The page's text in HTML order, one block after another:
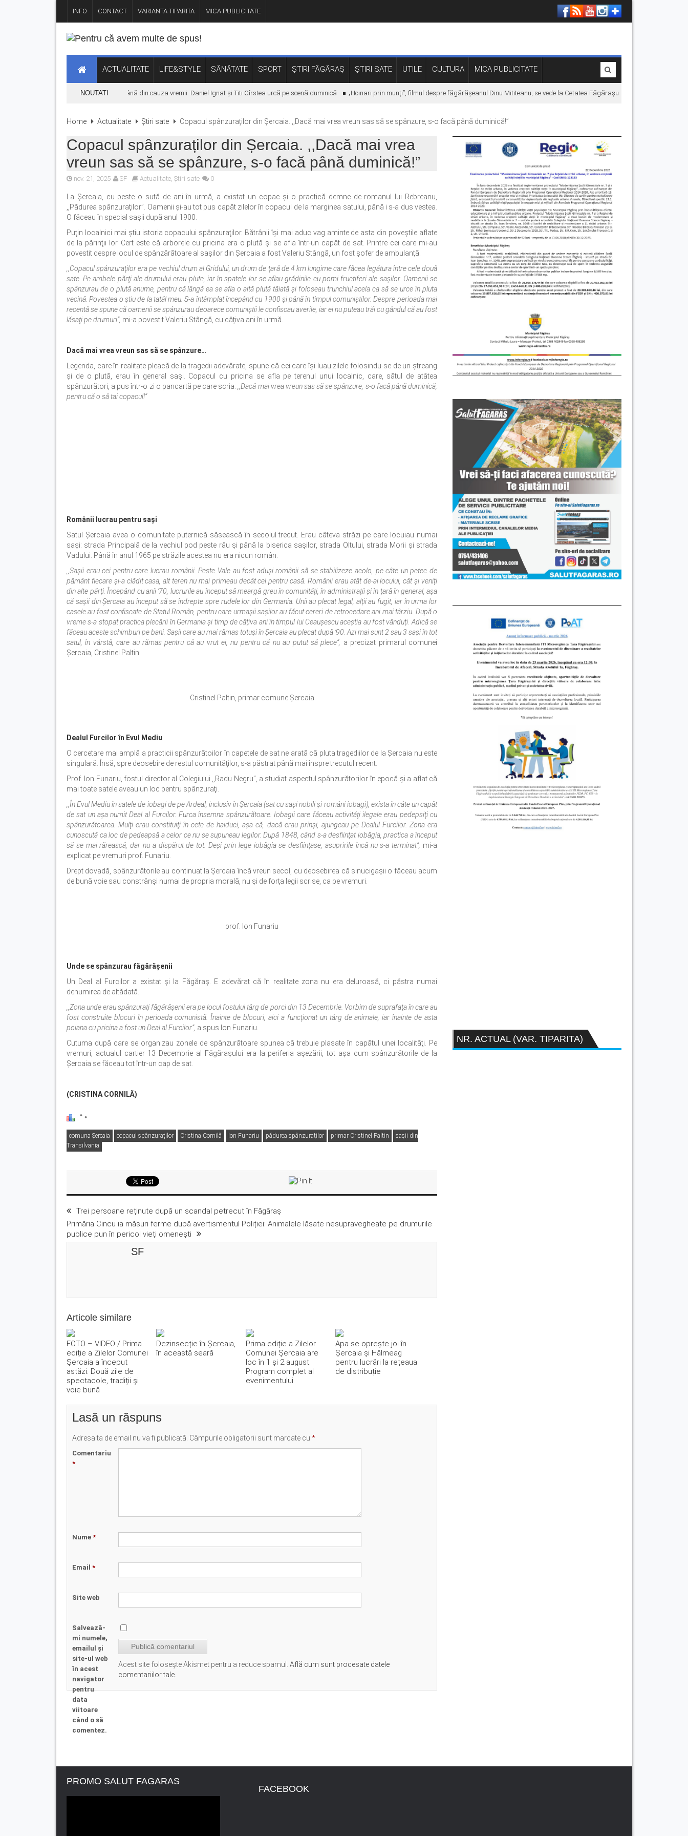
INFO CONTACT VARIANTA TIPARITA MICA PUBLICITATE
ACTUALITATE LIFE&STYLE SĂNĂTATE SPORT ȘTIRI FĂGĂRAȘ ȘTIRI SATE UTILE CULTURA MICA PUBLICITATE
NOUTATI
Concertul KLUMEA se amână din cauza vremii. Daniel Ignat și Titi Cîrstea urcă pe scenă duminică „Hoinari prin munți”, filmul despre făgărășeanul Dinu Mititeanu, se vede la Cetatea Făgărașului, înainte de premiera în
Home Actualitate Știri sate Copacul spânzuraților din Șercaia. ,,Dacă mai vrea vreun sas să se spânzure, s-o facă până duminică!”
Copacul spânzuraților din Șercaia. ,,Dacă mai vrea
vreun sas să se spânzure, s-o facă până duminică!”
nov. 21, 2025 SF Actualitate, Știri sate 0
La Şercaia, cu peste o sută de ani în urmă, a existat un copac şi o practică demne de romanul lui Rebreanu,
,,Pădurea spânzuraţilor”. Oamenii şi-au tot pus capăt zilelor în copacul de la marginea satului, până i s-a dus vestea.
O făceau în special saşii după anul 1900.
Puţin localnici mai ştiu istoria copacului spânzuraţilor. Bătrânii îşi mai aduc vag aminte de asta din poveştile aflate
de la părinţii lor. Cert este că arborele cu pricina era o plută şi se afla într-un capăt de sat. Printre cei care mi-au
povestit despre locul de spânzărătoare al saşilor din Şercaia a fost Valeriu Stângă, un fost şofer de ambulanţă.
,,Copacul spânzuraţilor era pe vechiul drum al Gridului, un drum de ţară de 4 km lungime care făcea legătura între cele două
sate. Pe ambele părţi ale drumului erau plute, iar în spatele lor se aflau grădinile cu pomi fructiferi ale saşilor. Oamenii se
spânzurau de o plută anume, pentru că lângă ea se afla o altă plută tăiată şi foloseau trunchiul acela ca să se urce în pluta
vecină. Povestea o ştiu de la tatăl meu. S-a întâmplat începând cu 1900 şi până în timpul comuniştilor. Despre perioada mai
recentă se spune că oamenii se spânzurau deoarece comuniştii le confiscau averile, iar ei nu puteau trăi cu gândul că au fost
lăsaţi pe drumuri”, mi-a povestit Valeriu Stângă, cu câțiva ani în urmă.
Dacă mai vrea vreun sas să se spânzure…
Legenda, care în realitate pleacă de la tragedii adevărate, spune că cei care îşi luau zilele folosindu-se de un ştreang
şi de o plută, erau în general saşi. Copacul cu pricina se afla pe terenul unui localnic, care, sătul de atâtea
spânzurători, a pus într-o zi o pancartă pe care scria:
,,Dacă mai vrea vreun sas să se spânzure, s-o facă până duminică,
pentru că o să tai copacul!”
Românii lucrau pentru sași
Satul Șercaia avea o comunitate puternică săsească în secolul trecut. Erau câteva străzi pe care locuiau numai
saşi: strada Principală de la vechiul pod peste râu şi până la biserica saşilor, strada Oltului, strada Morii şi strada
Vadului. Până în anul 1965 pe străzile acestea nu era nicun român.
,,Sașii erau cei pentru care lucrau românii. Peste Vale au fost aduși românii să se stabilizeze acolo, pe câte un petec de
pământ fiecare și-a clădit casa, alt teren nu mai primeau decât cel pentru casă. Românii erau atât de-ai locului, cât și veniți
din alte părți. Începând cu anii ’70, lucrurile au început să meargă greu în comunități, în administrații și în țară în general, așa
că sașii din Șercaia au început să se îndrepte spre rudele lor din Germania. Unii au plecat legal, alții au fugit, iar în urma lor
casele au fost confiscate de Statul Român, pentru care urmașii sașilor au făcut cereri de retrocedare ani mai târziu. După o
vreme s-a stopat practica plecării în Germania și timp de câțiva ani în timpul lui Ceaușescu aceștia au fost vânduți. Adică se
făceau aceste schimburi pe bani. Sașii care au mai rămas totuși în Șercaia au plecat după ’90. Azi mai sunt 2 sau 3 sași în tot
satul, în vârstă, care au rămas pentru că au vrut ei, nu pentru că nu au putut să plece”, a precizat primarul comunei
Șercaia, Cristinel Paltin.
Cristinel Paltin, primar comune Șercaia
Dealul Furcilor în Evul Mediu
O cercetare mai amplă a practicii spânzurătoilor în capetele de sat ne arată că pluta tragediilor de la Şercaia nu este
singulară. Însă, spre deosebire de restul comunităţilor, s-a păstrat până mai înspre trecutul recent.
Prof. Ion Funariu, fostul director al Colegiului ,,Radu Negru”, a studiat aspectul spânzurătorilor în epocă şi a aflat că
mai toate satele aveau un loc pentru spânzuraţi.
,,În Evul Mediu în satele de iobagi de pe Ardeal, inclusiv în Şercaia (sat cu saşi nobili şi români iobagi), exista în câte un capăt
de sat un aşa numit Deal al Furcilor. Furca însemna spânzurătoare. Iobagii care făceau activităţi ilegale erau pedepsiţi cu
spânzurătoarea. Mulţi erau constituiţi în cete de haiduci, aşa că, dacă erau prinşi, ajungeau pe Dealul Furcilor. Zona era
cunoscută ca loc de pedeapsă a celor ce nu se supuneau legilor. După 1848, când s-a desfiinţat iobăgia, practica a început
să se mai rărească, dar nu a dispărut de tot. Deşi prin lege iobăgia se desfiinţase, asupririle încă nu s-a terminat”, mi-a
explicat pe vremuri prof. Funariu.
Drept dovadă, spânzurătorile au continuat la Şercaia încă vreun secol, cu deosebirea că sinucigaşii o făceau acum
de bună voie sau constrânşi numai de propria morală, nu şi de forţa legii scrise, ca pe vremuri.
prof. Ion Funariu
Unde se spânzurau făgărăşenii
Un Deal al Furcilor a existat şi la Făgăraş. E adevărat că în realitate zona nu era deluroasă, ci păstra numai
denumirea de altădată.
,,Zona unde erau spânzuraţi făgărăşenii era pe locul fostului târg de porci din 13 Decembrie. Vorbim de suprafaţa în care au
fost construite blocuri în perioada comunistă. Înainte de blocuri, aici a funcţionat un târg de animale, iar înainte de asta
poiana cu pricina a fost un Deal al Furcilor”, a spus Ion Funariu.
Cutuma după care se organizau zonele de spânzurătoare spunea că trebuie plasate în capătul unei localităţi. Pe
vremuri, actualul cartier 13 Decembrie al Făgăraşului era la periferia aşezării, tot aşa cum spânzurătorile de la
Şercaia se făceau tot într-un cap de sat.
(CRISTINA CORNILĂ)
comuna Șercaia copacul spânzuraților Cristina Cornilă Ion Funariu pădurea spânzuraților primar Cristinel Paltin
sașii din
Transilvania
Trei persoane reținute după un scandal petrecut în Făgăraș
Primăria Cincu ia măsuri ferme după avertismentul Poliției: Animalele lăsate nesupravegheate pe drumurile
publice pun în pericol vieți omenești
SF
Articole similare
FOTO – VIDEO / Prima
ediție a Zilelor Comunei
Șercaia a început
astăzi. Două zile de
spectacole, tradiții și
voie bună
Dezinsecție în Șercaia,
în această seară
Prima ediție a Zilelor
Comunei Șercaia are
loc în 1 și 2 august.
Program complet al
evenimentului
Apa se oprește joi în
Șercaia și Hălmeag
pentru lucrări la rețeaua
de distribuție
Lasă un răspuns
Adresa ta de email nu va fi publicată. Câmpurile obligatorii sunt marcate cu *
Comentariu
*
Nume *
Email *
Site web
Salvează-
mi numele,
emailul și
site-ul web
în acest
navigator
pentru
data
viitoare
când o să
comentez.
Acest site folosește Akismet pentru a reduce spamul. Află cum sunt procesate datele
comentariilor tale
NR. ACTUAL (VAR. TIPARITA)
PROMO SALUT FAGARAS
FACEBOOK